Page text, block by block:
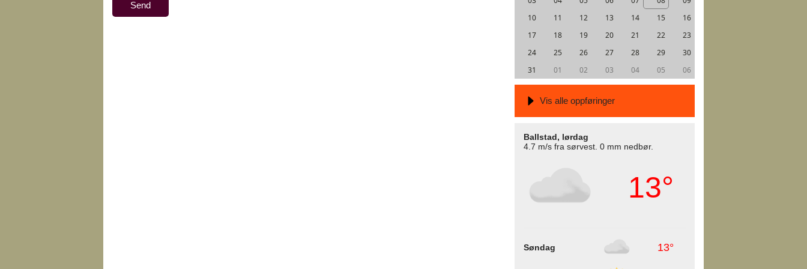
10
11 12 13 14 15
16
17
18 19 20 21 22
23
24
25 26 27 28 29
30
31
01 02 03 04 05 06
Vis alle oppføringer
Ballstad, lørdag
4.7 m/s fra sørvest. 0 mm nedbør.
13°
Søndag 13°